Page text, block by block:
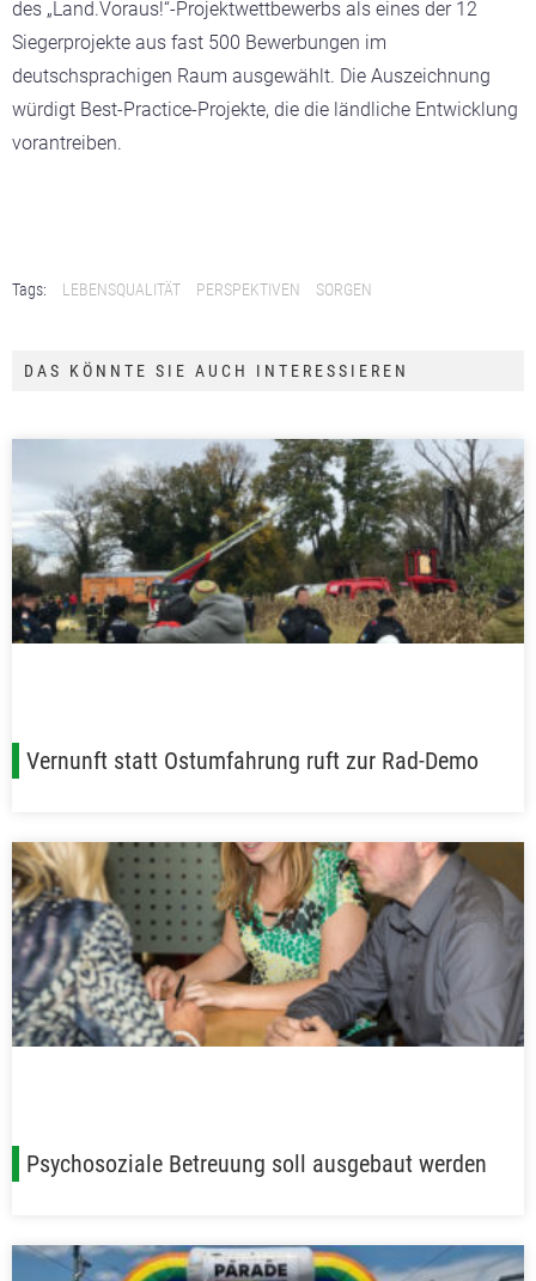
des „Land.Voraus!“-Projektwettbewerbs als eines der 12
Siegerprojekte aus fast 500 Bewerbungen im
deutschsprachigen Raum ausgewählt. Die Auszeichnung
würdigt Best-Practice-Projekte, die die ländliche Entwicklung
vorantreiben.
Tags: LEBENSQUALITÄT PERSPEKTIVEN SORGEN
DAS KÖNNTE SIE AUCH INTERESSIEREN
Vernunft statt Ostumfahrung ruft zur Rad-Demo
Psychosoziale Betreuung soll ausgebaut werden